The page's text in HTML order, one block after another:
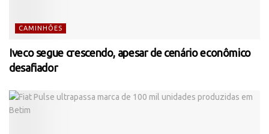
CAMINHÕES
Iveco segue crescendo, apesar de cenário econômico
desafiador